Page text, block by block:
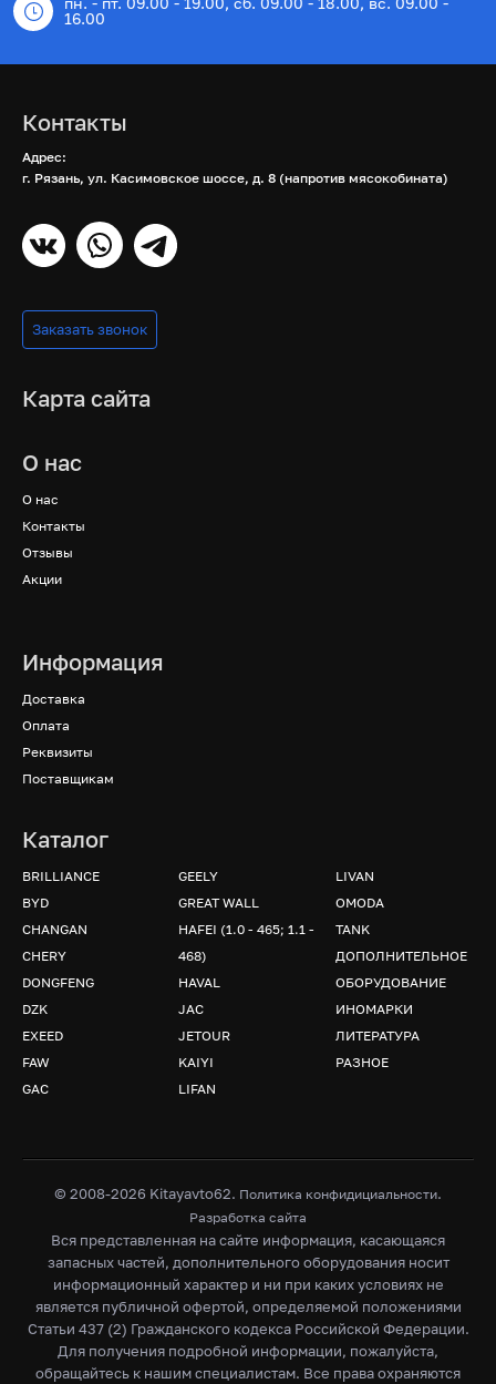
16.00
Контакты
Адрес:
г. Рязань, ул. Касимовское шоссе, д. 8 (напротив мясокобината)
Заказать звонок
Карта сайта
О нас
О нас
Контакты
Отзывы
Акции
Информация
Доставка
Оплата
Реквизиты
Поставщикам
Каталог
BRILLIANCE
BYD
CHANGAN
CHERY
DONGFENG
DZK
EXEED
FAW
GAC
GEELY
GREAT WALL
HAFEI (1.0 - 465; 1.1 -
468)
HAVAL
JAC
JETOUR
KAIYI
LIFAN
LIVAN
OMODA
TANK
ДОПОЛНИТЕЛЬНОЕ
ОБОРУДОВАНИЕ
ИНОМАРКИ
ЛИТЕРАТУРА
РАЗНОЕ
© 2008-2026 Kitayavto62. Политика конфидициальности.
Разработка сайта
Вся представленная на сайте информация, касающаяся
запасных частей, дополнительного оборудования носит
информационный характер и ни при каких условиях не
является публичной офертой, определяемой положениями
Статьи 437 (2) Гражданского кодекса Российской Федерации.
Для получения подробной информации, пожалуйста,
обращайтесь к нашим специалистам. Все права охраняются